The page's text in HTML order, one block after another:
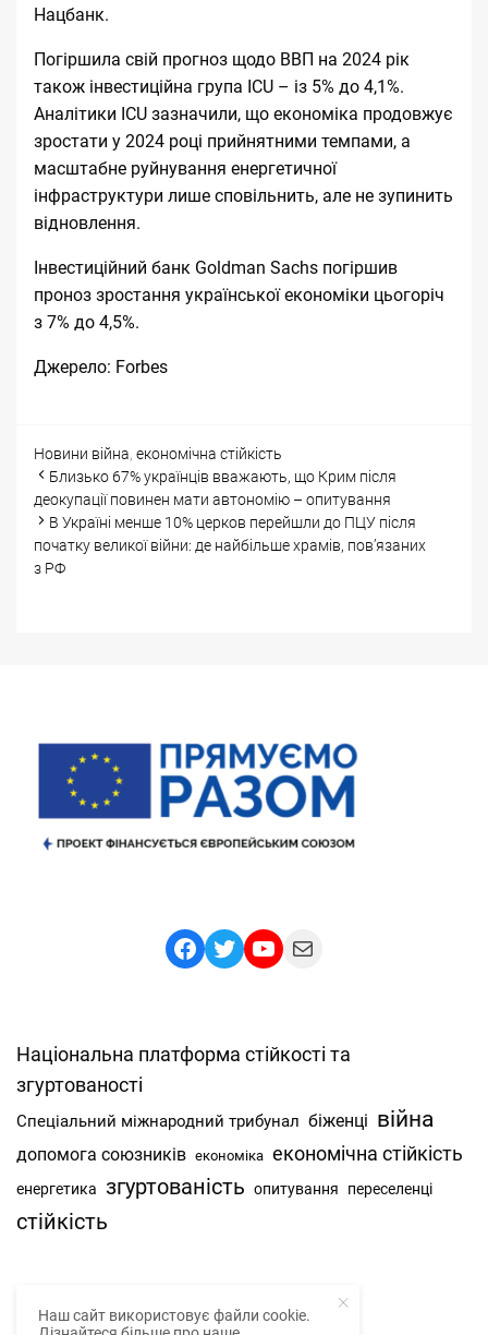
Нацбанк.
Погіршила свій прогноз щодо ВВП на 2024 рік
також інвестиційна група ICU – із 5% до 4,1%.
Аналітики ICU зазначили, що економіка продовжує
зростати у 2024 році прийнятними темпами, а
масштабне руйнування енергетичної
інфраструктури лише сповільнить, але не зупинить
відновлення.
Інвестиційний банк Goldman Sachs погіршив
проноз зростання української економіки цьогоріч
з 7% до 4,5%.
Джерело: Forbes
Categories
Новини Tags
війна, економічна стійкість
Post
navigation
Близько 67% українців вважають, що Крим після
деокупації повинен мати автономію – опитування
В Україні менше 10% церков перейшли до ПЦУ після
початку великої війни: де найбільше храмів, пов’язаних
з РФ
Facebook
TwitterYouTube
Mail
Національна платформа стійкості та
згуртованості
Спеціальний міжнародний трибунал біженці війна
допомога союзників економіка економічна стійкість
енергетика згуртованість опитування переселенці
стійкість
Про нас
Наш сайт використовує файли cookie.